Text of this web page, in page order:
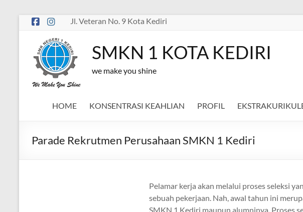
Skip
content
Jl. Veteran No. 9 Kota Kediri
SMKN 1 KOTA KEDIRI
we make you shine
HOME KONSENTRASI KEAHLIAN PROFIL
Parade Rekrutmen Perusahaan SMKN 1 Kediri
Pelamar kerja akan melalui proses seleksi
sebuah pekerjaan. Nah, awal tahun ini
SMKN 1 Kediri maupun alumninya. Proses